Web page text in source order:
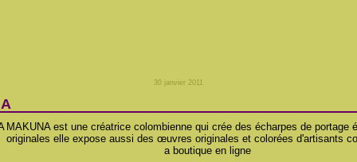
30 janvier 2011
MAKUNA est une créatrice colombienne qui crée des écharpes de portage
originales elle expose aussi des œuvres originales et colorées d'artisants
a boutique en ligne